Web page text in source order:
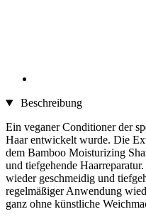
Beschreibung
Ein veganer Conditioner der
Haar entwickelt wurde. Die
dem Bamboo Moisturizing
und tiefgehende
wieder geschmeidig und
regelmäßiger Anwendung
ganz ohne künstliche